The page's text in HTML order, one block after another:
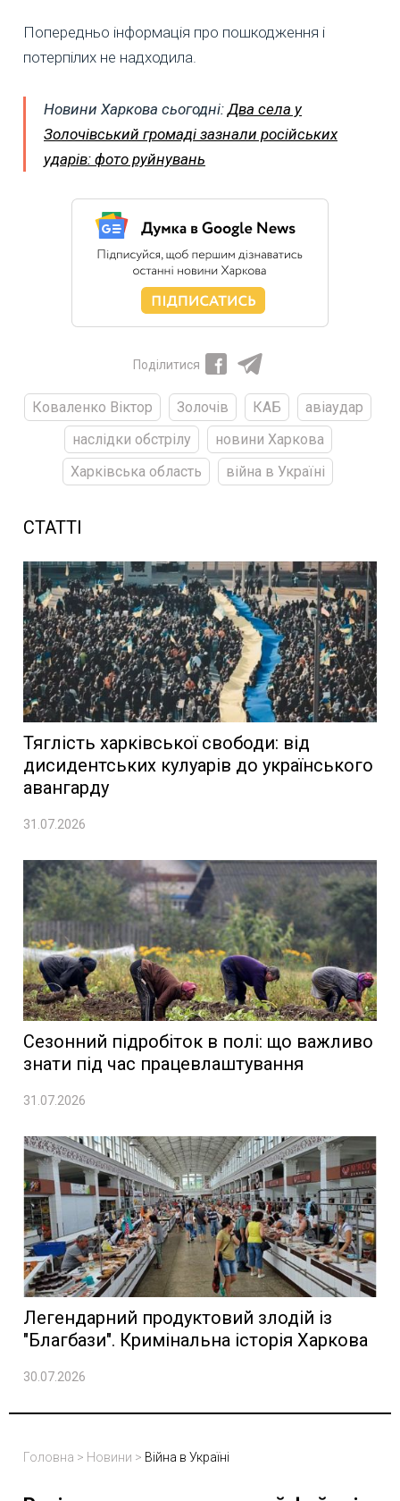
Попередньо інформація про пошкодження і
потерпілих не надходила.
Новини Харкова сьогодні:Два села у
Золочівський громаді зазнали російських
ударів: фото руйнувань
Поділитися
Коваленко Віктор Золочів КАБ
авіаудар
наслідки обстрілу
новини Харкова
Харківська область
війна в Україні
СТАТТІ
Тяглість харківської свободи: від
дисидентських кулуарів до українського
авангарду
31.07.2026
Сезонний підробіток в полі: що важливо
знати під час працевлаштування
31.07.2026
Легендарний продуктовий злодій із
"Благбази". Кримінальна історія Харкова
30.07.2026
Головна > Новини > Війна в Україні